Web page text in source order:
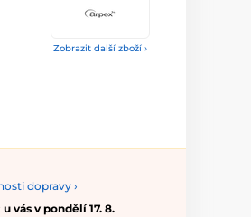
Zobrazit další zboží ›
dopravy ›
u vás v pondělí 17. 8.